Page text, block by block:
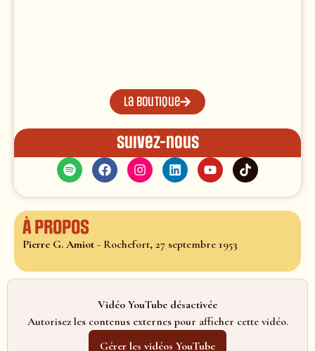
La boutique
Suivez-nous
À propos
Pierre G. Amiot - Rochefort, 27 septembre 1953
Vidéo YouTube désactivée
Autorisez les contenus externes pour afficher cette vidéo.
Gérer les vidéos YouTube